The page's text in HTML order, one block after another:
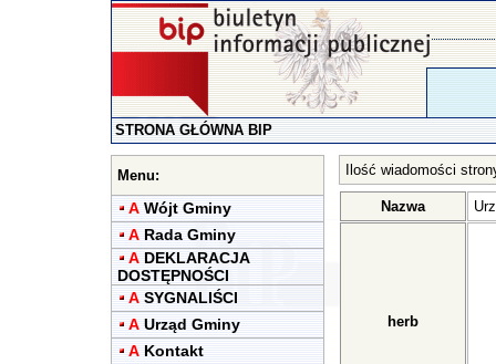
STRONA GŁÓWNA BIP
Menu:
A Wójt Gminy
A Rada Gminy
A DEKLARACJA
DOSTĘPNOŚCI
A SYGNALIŚCI
A Urząd Gminy
A Kontakt
Ilość wiadomości
Nazwa
herb